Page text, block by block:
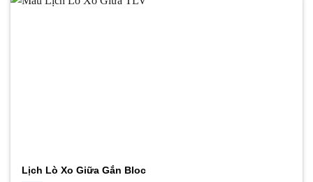
Lịch Lò Xo Giữa Gắn Bloc